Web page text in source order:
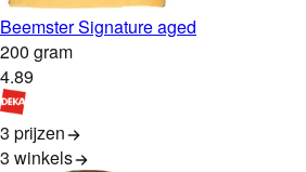
Beemster Signature aged
200 gram
4.89
3 prijzen
3 winkels